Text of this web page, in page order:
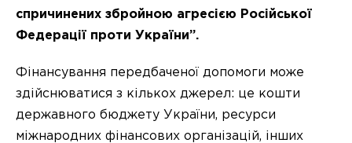
спричинених збройною агресією Російської
Федерації проти України”.
Фінансування передбаченої допомоги може
здійснюватися з кількох джерел: це кошти
державного бюджету України, ресурси
міжнародних фінансових організацій, інших